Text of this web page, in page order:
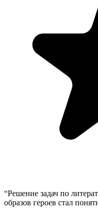
“Решение задач по
образов героев стал